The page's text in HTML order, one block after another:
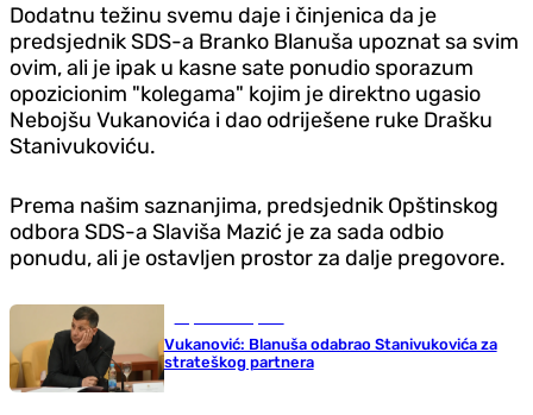
Dodatnu težinu svemu daje i činjenica da je
predsjednik SDS-a Branko Blanuša upoznat sa svim
ovim, ali je ipak u kasne sate ponudio sporazum
opozicionim "kolegama" kojim je direktno ugasio
Nebojšu Vukanovića i dao odriješene ruke Drašku
Stanivukoviću.
Prema našim saznanjima, predsjednik Opštinskog
odbora SDS-a Slaviša Mazić je za sada odbio
ponudu, ali je ostavljen prostor za dalje pregovore.
Vukanović: Blanuša odabrao Stanivukovića za
strateškog partnera